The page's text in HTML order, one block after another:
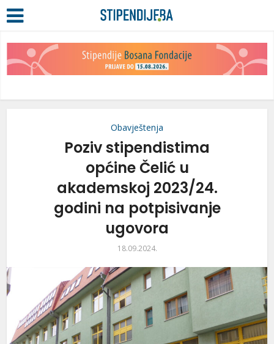
Obavještenja
Poziv stipendistima
općine Čelić u
akademskoj 2023/24.
godini na potpisivanje
ugovora
18.09.2024.